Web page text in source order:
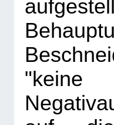
"keine